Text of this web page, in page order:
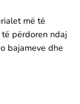
më të
përdoren ndaj
bajameve dhe